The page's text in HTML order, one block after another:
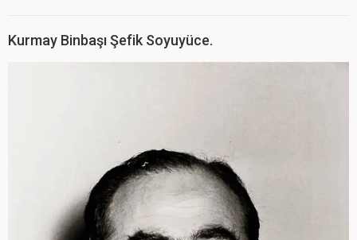
Kurmay Binbaşı Şefik Soyuyüce.